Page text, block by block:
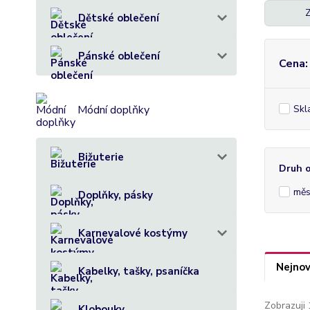
Dětské oblečení
Pánské oblečení
Módní doplňky
Bižuterie
Doplňky, pásky
Karnevalové kostýmy
Kabelky, tašky, psaníčka
energii
založená
V
Další
našich
podoby
Cena:
Druh
Zobrazuji